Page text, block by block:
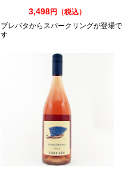
3,498円（税込）
ブレバタからスパークリングが登場で
す